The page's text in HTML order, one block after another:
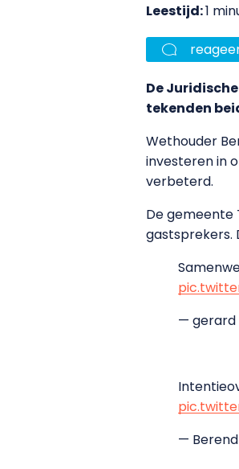
Leestijd:1
De
tekenden
Wethouder
investeren in
verbeterd.
De gemeente
gastsprekers.
— gerard
—